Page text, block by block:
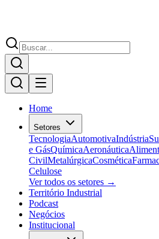
Home
Setores
TecnologiaAutomotivaIndústria
e GásQuímicaAeronáutica
CivilMetalúrgicaCosmética
Celulose
Ver todos os setores →
Território Industrial
Podcast
Negócios
Institucional